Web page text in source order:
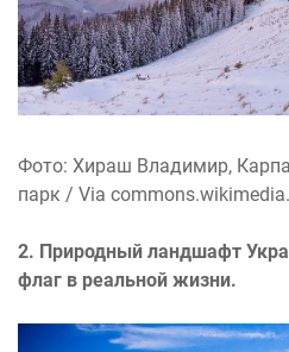
Фото: Хираш Владимир,
парк / Via
2. Природный ландшафт
флаг в реальной жизни.